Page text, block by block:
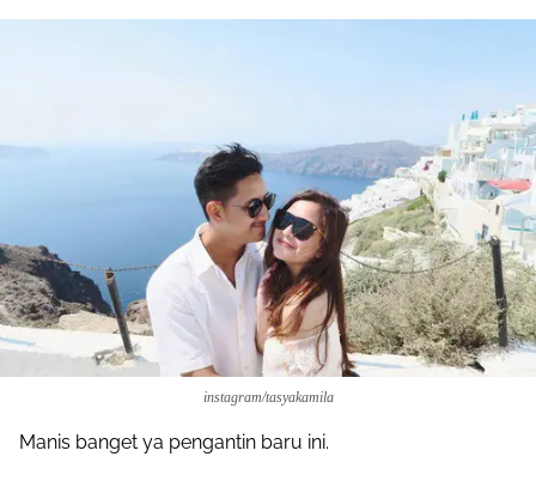
instagram/tasyakamila
Manis banget ya pengantin baru ini.